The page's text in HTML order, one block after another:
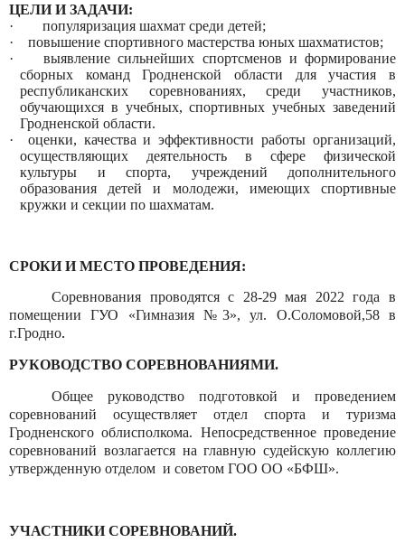
ЦЕЛИ И ЗАДАЧИ:
·
популяризация шахмат среди детей;
·
повышение спортивного мастерства юных шахматистов;
·
выявление сильнейших спортсменов и формирование
сборных команд Гродненской области для участия в
республиканских соревнованиях, среди участников,
обучающихся в учебных, спортивных учебных заведений
Гродненской области.
·
оценки, качества и эффективности работы организаций,
осуществляющих деятельность в сфере физической
культуры и спорта, учреждений дополнительного
образования детей и молодежи, имеющих спортивные
кружки и секции по шахматам.
СРОКИ И МЕСТО ПРОВЕДЕНИЯ:
Соревнования проводятся с 28-29 мая 2022 года в
помещении ГУО «Гимназия №3», ул. О.Соломовой,58 в
г.Гродно.
РУКОВОДСТВО СОРЕВНОВАНИЯМИ.
Общее руководство подготовкой и проведением
соревнований осуществляет отдел спорта и туризма
Гродненского облисполкома. Непосредственное проведение
соревнований возлагается на главную судейскую коллегию
утвержденную отделом и советом ГОО ОО «БФШ».
УЧАСТНИКИ СОРЕВНОВАНИЙ.